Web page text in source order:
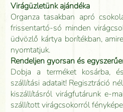
Virágüzletünk ajándéka
Organza tasakban apró
frissentartó-só minden
üdvözlő kártya borítékban,
nyomtatjuk.
Rendeljen gyorsan és
Dobja a terméket kosárba,
szállítási adatait! Regisztráció
kiszállításról virágfutárunk e-
szállított virágcsokorról